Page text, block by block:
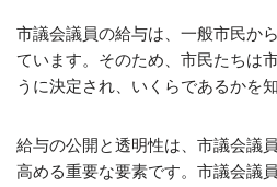
市議会議員の給与は、一般市民か
ています。そのため、市民たちは
うに決定され、いくらであるかを
給与の公開と透明性は、市議会議
高める重要な要素です。市議会議